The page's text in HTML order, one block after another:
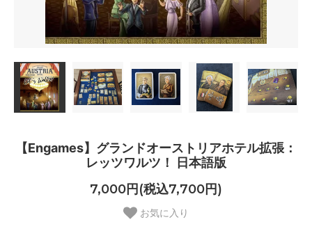
【Engames】グランドオーストリアホテル拡張：
レッツワルツ！ 日本語版
7,000円(税込7,700円)
お気に入り